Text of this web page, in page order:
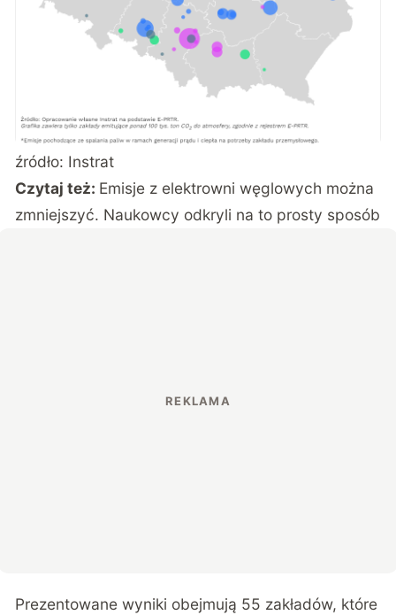
źródło: Instrat
Czytaj też: Emisje z elektrowni węglowych można
zmniejszyć. Naukowcy odkryli na to prosty sposób
Prezentowane wyniki obejmują 55 zakładów, które